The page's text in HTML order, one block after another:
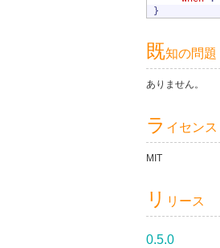
}
既知の問題
ありません。
ラ イセンス
MIT
リ リース
0.5.0